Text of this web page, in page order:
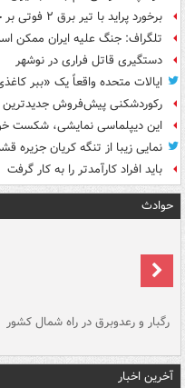
برخورد پراید با تیر برق ۲ فوتی بر جای گذاشت
تلگراف: جنگ علیه ایران ممکن
دستگیری قاتل فراری در نوشهر
ایالات متحده واقعاً یک «ببر
رکوردشکنی پیش‌فروش
این دیپلماسی نمایشی، شکست
نمایی زیبا از تنگه کریان جزیره
باید افراد کارآمدتر را به کار گرفت
حوادث
رگبار و رعدوبرق در راه شمال کشور
آخرین اخبار